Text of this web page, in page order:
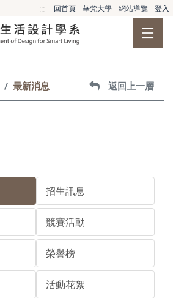
::: 回首頁 華梵大學 網站導覽 登入
最新消息 返回上一層
招生訊息
競賽活動
榮譽榜
活動花絮